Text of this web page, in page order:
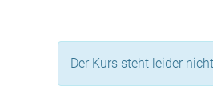
Der Kurs steht leider